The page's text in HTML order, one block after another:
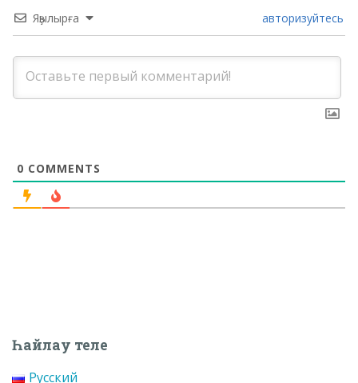
Яҙылырға авторизуйтесь
0 COMMENTS
Һайлау теле
Русский